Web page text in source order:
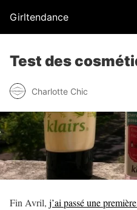
Girltendance
Test des
Charlotte Chic
Fin Avril, j’ai passé une